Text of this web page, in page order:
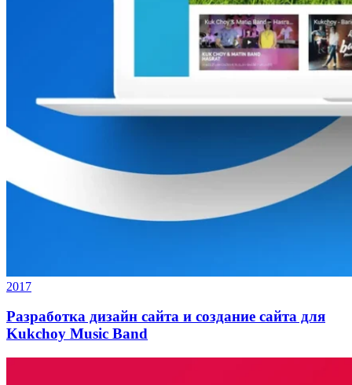
2017
Разработка дизайн сайта и создание сайта для
Kukchoy Music Band